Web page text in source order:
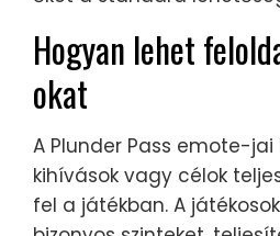
Hogyan lehet
okat
A Plunder Pass emote-jai
kihívások vagy célok
fel a játékban. A